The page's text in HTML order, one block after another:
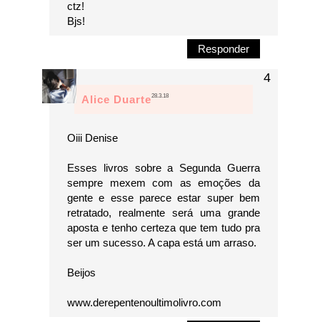
ctz!
Bjs!
Responder
Alice Duarte28.3.18
Oiii Denise
Esses livros sobre a Segunda Guerra
sempre mexem com as emoções da
gente e esse parece estar super bem
retratado, realmente será uma grande
aposta e tenho certeza que tem tudo pra
ser um sucesso. A capa está um arraso.
Beijos
www.derepentenoultimolivro.com